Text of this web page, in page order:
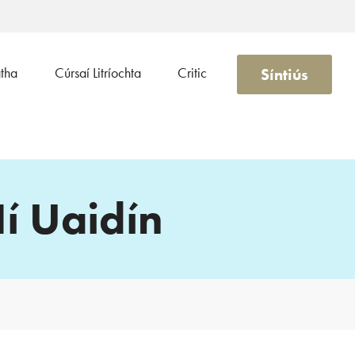
Cúrsaí Litríochta Critic Síntiús
Uaidín